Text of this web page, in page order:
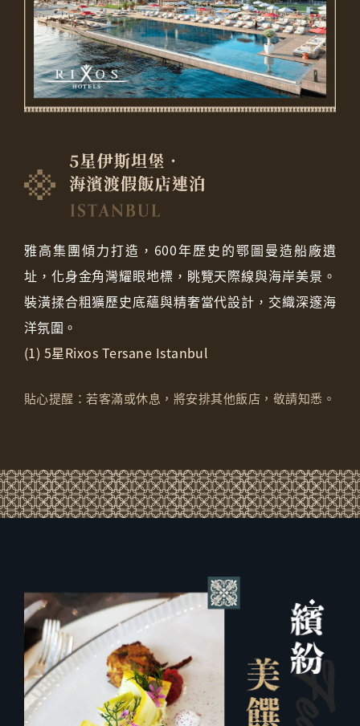
雅高集團傾力打造，600年歷史的鄂圖曼造船廠遺
址，化身金角灣耀眼地標，眺覽天際線與海岸美景。
裝潢揉合粗獷歷史底蘊與精奢當代設計，交織深邃海
洋氛圍。
(1) 5星Rixos Tersane Istanbul
貼心提醒：若客滿或休息，將安排其他飯店，敬請知悉。